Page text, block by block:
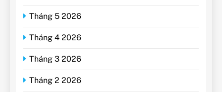
Tháng 5 2026
Tháng 4 2026
Tháng 3 2026
Tháng 2 2026